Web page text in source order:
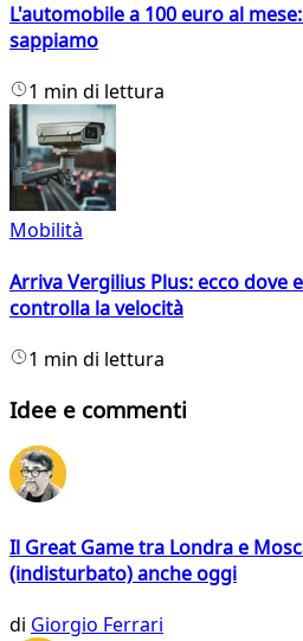
L'automobile a 100 euro al
sappiamo
1 min di lettura
Mobilità
Arriva Vergilius Plus: ecco
controlla la velocità
1 min di lettura
Idee e commenti
Il Great Game tra Londra e
(indisturbato) anche oggi
di Giorgio Ferrari